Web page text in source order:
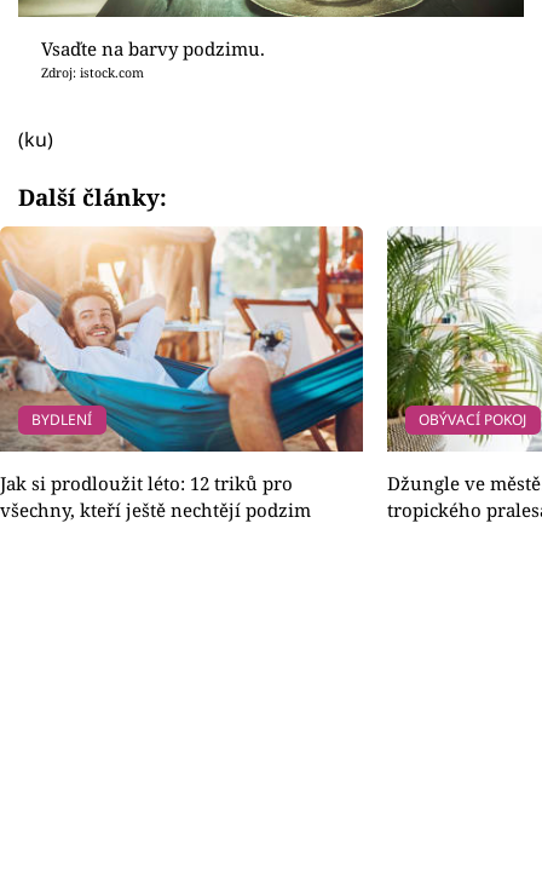
Vsaďte na barvy podzimu.
Zdroj: istock.com
(ku)
Další články:
BYDLENÍ
Jak si prodloužit léto: 12 triků pro
všechny, kteří ještě nechtějí podzim
OBÝVACÍ POKOJ
Džungle ve
tropického